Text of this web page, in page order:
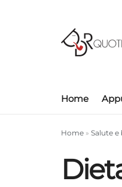
Home
Home » Salute e